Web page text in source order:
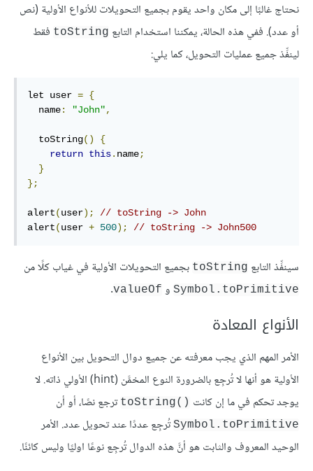
نحتاج غالبًا إلى مكان واحد يقوم بجميع التحويلات للأنواع الأولية (نص
أو عدد). ففي هذه الحالة، يمكننا استخدام التابع toString فقط
لينفِّذ جميع عمليات التحويل، كما يلي:
let user = {
  name
: "John",
  toString
()
{
return this. name;
}
};
alert(user);
// toString -> John
alert(user + 500); // toString -> John500
سينفِّذ التابع toString بجميع التحويلات الأولية في غياب كلًا من
Symbol.toPrimitive و valueOf
.
الأنواع المعادة
الأمر المهم الذي يجب معرفته عن جميع دوال التحويل بين الأنواع
الأولية هو أنها لا تُرجِع بالضرورة النوع المخمَّن (hint) الأولي ذاته. لا
يوجد تحكم في ما إن كانت toString()‎ ترجع نصًا، أو أن
Symbol.toPrimitive تُرجِع عددًا عند تحويل عدد. الأمر
الوحيد المعروف والثابت هو أنَّ هذه الدوال تُرجِع نوعًا اوليًا وليس كائنًا.